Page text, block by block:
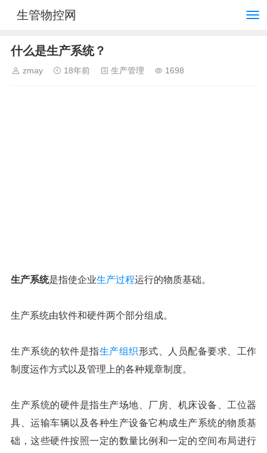
生管物控网
什么是生产系统？
zmay 18年前 生产管理 1698
生产系统是指使企业生产过程运行的物质基础。
生产系统由软件和硬件两个部分组成。
生产系统的软件是指生产组织形式、人员配备要求、工作
制度运作方式以及管理上的各种规章制度。
生产系统的硬件是指生产场地、厂房、机床设备、工位器
具、运输车辆以及各种生产设备它构成生产系统的物质基
础，这些硬件按照一定的数量比例和一定的空间布局进行